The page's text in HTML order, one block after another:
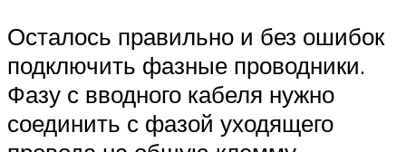
Осталось правильно и без ошибок
подключить фазные проводники.
Фазу с вводного кабеля нужно
соединить с фазой уходящего